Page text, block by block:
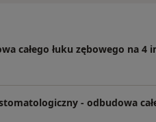
całego łuku zębowego na 4
- odbudowa